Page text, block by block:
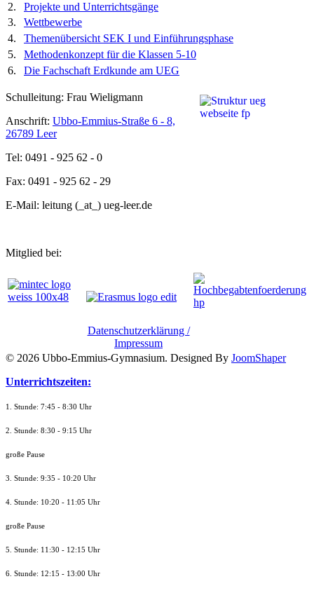
2.
Projekte und Unterrichtsgänge
3.
Wettbewerbe
4.
Themenübersicht SEK I und Einführungsphase
5.
Methodenkonzept für die Klassen 5-10
6.
Die Fachschaft Erdkunde am UEG
Schulleitung: Frau Wieligmann
Anschrift: Ubbo-Emmius-Straße 6 - 8,
26789 Leer
Tel: 0491 - 925 62 - 0
Fax: 0491 - 925 62 - 29
E-Mail: leitung (_at_) ueg-leer.de
Mitglied bei:
Datenschutzerklärung /
Impressum
© 2026 Ubbo-Emmius-Gymnasium. Designed By JoomShaper
Unterrichtszeiten:
1. Stunde: 7:45 - 8:30 Uhr
2. Stunde: 8:30 - 9:15 Uhr
große Pause
3. Stunde: 9:35 - 10:20 Uhr
4. Stunde: 10:20 - 11:05 Uhr
große Pause
5. Stunde: 11:30 - 12:15 Uhr
6. Stunde: 12:15 - 13:00 Uhr